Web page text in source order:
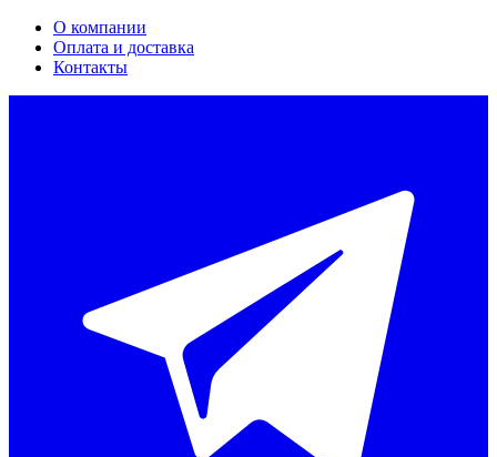
О компании
Оплата и доставка
Контакты